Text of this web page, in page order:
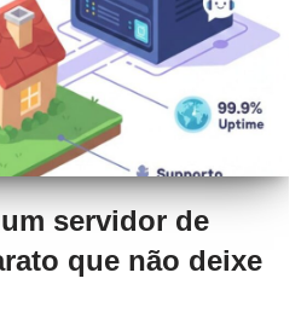
servidor de
que não deixe